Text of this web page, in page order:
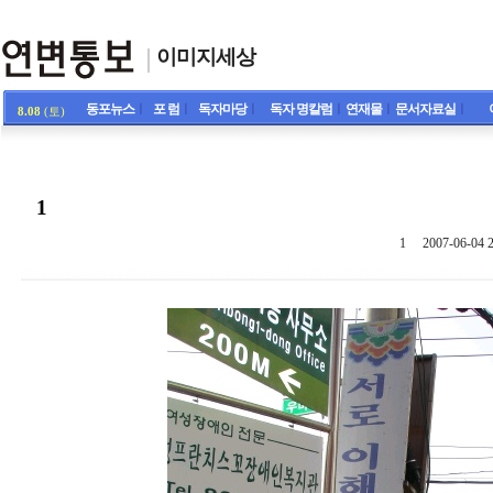
이미지세상
8.08 (토) 동포뉴스ㅣ 포 럼 독자마당ㅣ 독자 명칼럼 연재물ㅣ 문서자료실
1
1 2007-06-04